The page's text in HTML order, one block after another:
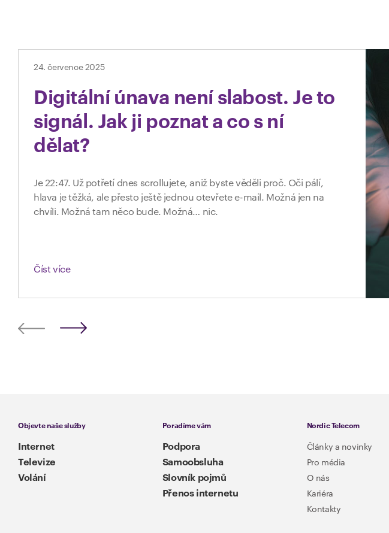
24. července 2025
Digitální únava není slabost. Je to
signál. Jak ji poznat a co s ní
dělat?
Je 22:47. Už potřetí dnes scrollujete, aniž byste věděli proč. Oči pálí,
hlava je těžká, ale přesto ještě jednou otevřete e-mail. Možná jen na
chvíli. Možná tam něco bude. Možná… nic.
Číst více
Objevte naše služby
Internet
Televize
Volání
Poradíme vám
Podpora
Samoobsluha
Slovník pojmů
Přenos internetu
Nordic Telecom
Články a novinky
Pro média
O nás
Kariéra
Kontakty